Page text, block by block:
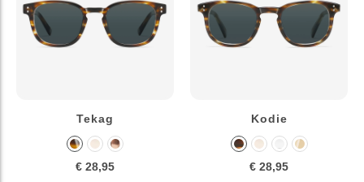
Tekag
€ 28,95
Kodie
€ 28,95